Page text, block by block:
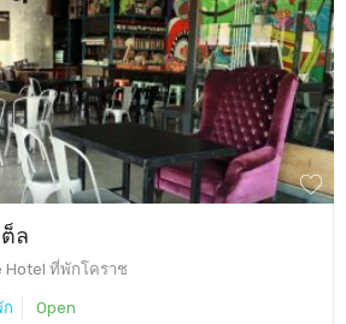
ล
Hotel ที่พักโคราช
Open